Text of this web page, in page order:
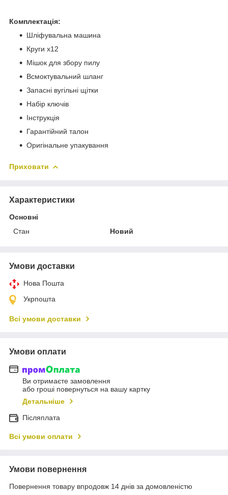
Комплектація:
Шліфувальна машина
Круги х12
Мішок для збору пилу
Всмоктувальний шланг
Запасні вугільні щітки
Набір ключів
Інструкція
Гарантійний талон
Оригінальне упакування
Приховати
Характеристики
Основні
Стан
Новий
Умови доставки
Нова Пошта
Укрпошта
Всі умови доставки
Умови оплати
Ви отримаєте замовлення
або гроші повернуться на вашу картку
Детальніше
Післяплата
Всі умови оплати
Умови повернення
Повернення товару впродовж 14 днів за домовленістю